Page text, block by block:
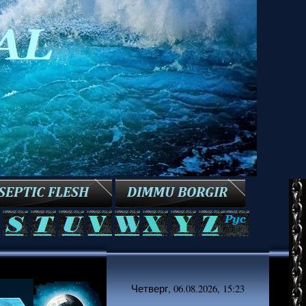
Четверг, 06.08.2026, 15:23